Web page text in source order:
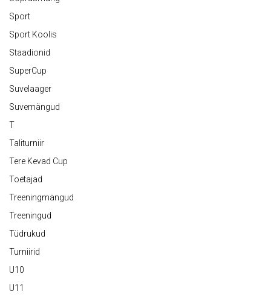
Sport
Sport Koolis
Staadionid
SuperCup
Suvelaager
Suvemängud
T
Taliturniir
Tere Kevad Cup
Toetajad
Treeningmängud
Treeningud
Tüdrukud
Turniirid
U10
U11